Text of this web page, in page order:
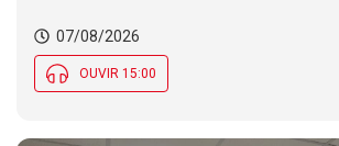
07/08/2026
OUVIR 15:00